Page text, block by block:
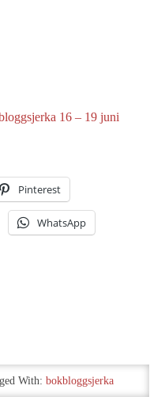
16 – 19 juni
Pinterest
WhatsApp
With: bokbloggsjerka